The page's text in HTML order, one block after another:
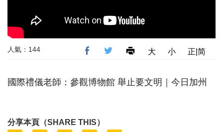
人氣：144 大 小 正|简
國際禮儀老師：參觀博物館 舉止要文明｜今日加州
分享本頁（SHARE THIS）